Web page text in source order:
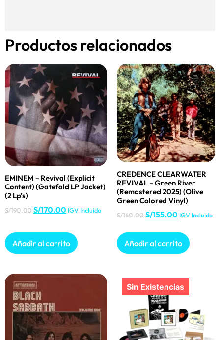
Productos relacionados
EMINEM – Revival (Explicit
Content) (Gatefold LP Jacket)
(2 Lp’s)
S/190.00S/170.00 IGV Incluido
Añadir al carrito
CREDENCE CLEARWATER
REVIVAL – Green River
(Remastered 2025) (Olive
Green Colored Vinyl)
S/160.00S/155.00 IGV Incluido
Añadir al carrito